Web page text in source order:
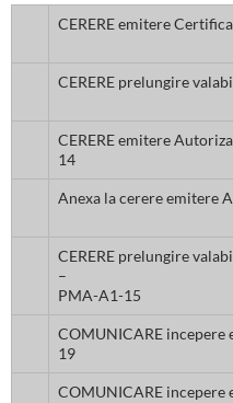
CERERE emitere
CERERE prelungire
CERERE emitere
14
Anexa la cerere emitere
CERERE prelungire
–
PMA-A1-15
COMUNICARE
19
COMUNICARE